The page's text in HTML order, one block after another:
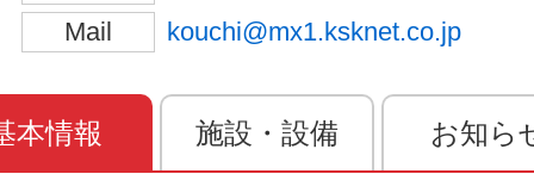
Mail
kouchi@mx1.ksknet.co.jp
本情報 施設・設備 お知ら